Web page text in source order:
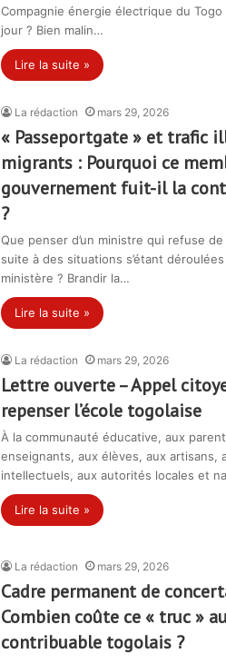
Compagnie énergie électrique du Togo
jour ? Bien malin…
Lire la suite »
La rédaction mars 29, 2026
« Passeportgate » et trafic
migrants : Pourquoi ce
gouvernement fuit-il la
?
Que penser d’un ministre qui refuse de
suite à des situations s’étant
ministère ? Brandir la…
Lire la suite »
La rédaction mars 29, 2026
Lettre ouverte – Appel
repenser l’école togolaise
À la communauté éducative, aux
enseignants, aux élèves, aux artisans,
intellectuels, aux autorités locales et
Lire la suite »
La rédaction mars 29, 2026
Cadre permanent de
Combien coûte ce « truc » au
contribuable togolais ?